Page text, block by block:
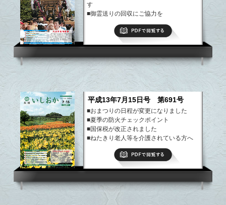
す
■御霊送りの回収にご協力を
■納涼市民盆踊り大会
■児童扶養手当・特別児童扶養手当につい
平成13年7月15日号 第691号
■おまつりの日程が変更になりました
■夏季の防火チェックポイント
■国保税が改正されました
■ねたきり老人等を介護されている方へ
■食中毒の予防は家庭から
■在宅介護支援センターからのお知らせPDFで閲覧する